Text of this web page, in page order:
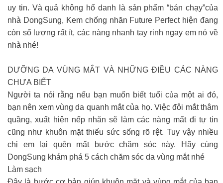
uy tin. Và quả không hổ danh là sản phẩm “bán chạy”của
nhà DongSung, Kem chống nhăn Future Perfect hiện đang
còn số lượng rất ít, các nàng nhanh tay rinh ngay em nó về
nhà nhé!
DƯỠNG DA VÙNG MẮT VÀ NHỮNG ĐIỀU CÁC NÀNG
CHƯA BIẾT
Người ta nói rằng nếu bạn muốn biết tuổi của một ai đó,
bạn nên xem vùng da quanh mắt của họ. Việc đôi mắt thâm
quầng, xuất hiện nếp nhăn sẽ làm các nàng mất đi tự tin
cũng như khuôn mặt thiếu sức sống rõ rệt. Tuy vậy nhiều
chị em lại quên mất bước chăm sóc này. Hãy cùng
DongSung khám phá 5 cách chăm sóc da vùng mắt nhé
Làm sạch